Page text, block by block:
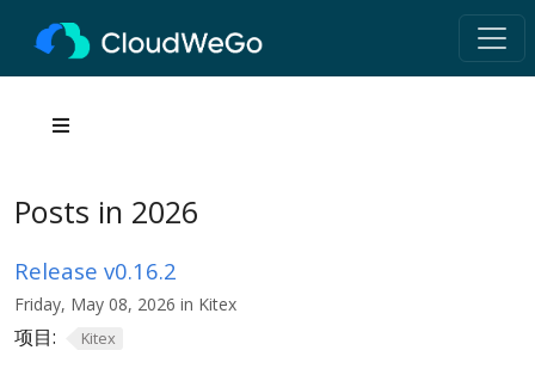
Posts in 2026
Release v0.16.2
Friday, May 08, 2026 in Kitex
项目: Kitex